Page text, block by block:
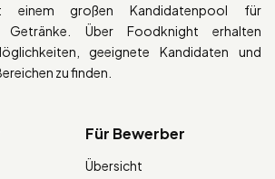
einem großen Kandidatenpool für
Getränke. Über Foodknight erhalten
geeignete Kandidaten und
zu finden.
Für Bewerber
Übersicht